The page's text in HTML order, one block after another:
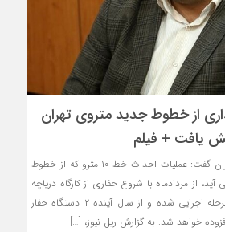
از خطوط جدید متروی تهران
مدیرعامل شرکت مترو تهران گفت: عملیات احداث خط ۱۰ مترو که از خطوط
از مردادماه با شروع حفاری از کارگاه دریاچه
شهدای خلیج فارس وارد مرحله اجرایی شده و از سال آینده ۲ دستگاه حفار
خواهد شد. به گزارش ریل نیوز، […]